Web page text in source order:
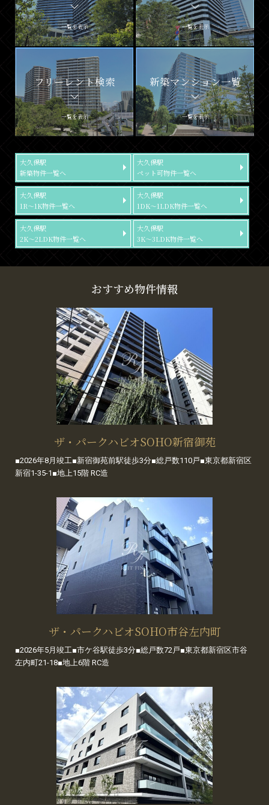
一覧を表示 一覧を表示
フリーレント検索
一覧を表示
新築マンション一覧
一覧を表示
大久保駅
新築物件一覧へ
大久保駅
ペット可物件一覧へ
大久保駅
1R～1K物件一覧へ
大久保駅
1DK～1LDK物件一覧へ
大久保駅
2K～2LDK物件一覧へ
大久保駅
3K～3LDK物件一覧へ
おすすめ物件情報
ザ・パークハビオSOHO新宿御苑
■2026年8月竣工■新宿御苑前駅徒歩3分■総戸数110戸■東京都新宿区
新宿1-35-1■地上15階 RC造
ザ・パークハビオSOHO市谷左内町
■2026年5月竣工■市ケ谷駅徒歩3分■総戸数72戸■東京都新宿区市谷
左内町21-18■地上6階 RC造